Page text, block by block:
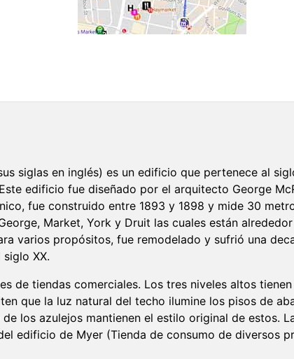
siglas en inglés) es un edificio que pertenece al
edificio fue diseñado por el arquitecto George
fue construido entre 1893 y 1898 y mide 30
Market, York y Druit las cuales están
varios propósitos, fue remodelado y sufrió una
XX.
de tiendas comerciales. Los tres niveles altos
que la luz natural del techo ilumine los pisos de
los azulejos mantienen el estilo original de estos.
edificio de Myer (Tienda de consumo de diversos